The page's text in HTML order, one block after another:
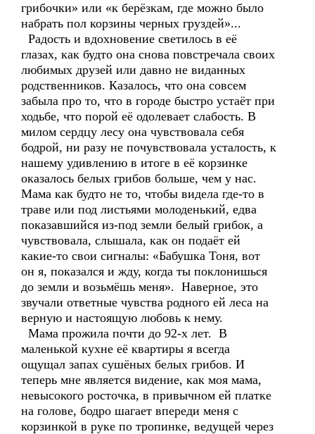
грибочки» или «к берёзкам, где можно было
набрать пол корзины черных груздей»...
Радость и вдохновение светилось в её
глазах, как будто она снова повстречала своих
любимых друзей или давно не виданных
родственников. Казалось, что она совсем
забыла про то, что в городе быстро устаёт при
ходьбе, что порой её одолевает слабость. В
милом сердцу лесу она чувствовала себя
бодрой, ни разу не почувствовала усталость, к
нашему удивлению в итоге в её корзинке
оказалось белых грибов больше, чем у нас.
Мама как будто не то, чтобы видела где-то в
траве или под листьями молоденький, едва
показавшийся из-под земли белый грибок, а
чувствовала, слышала, как он подаёт ей
какие-то свои сигналы: «Бабушка Тоня, вот
он я, показался и жду, когда ты поклонишься
до земли и возьмёшь меня». Наверное, это
звучали ответные чувства родного ей леса на
верную и настоящую любовь к нему.
Мама прожила почти до 92-х лет. В
маленькой кухне её квартиры я всегда
ощущал запах сушёных белых грибов. И
теперь мне является видение, как моя мама,
невысокого росточка, в привычном ей платке
на голове, бодро шагает впереди меня с
корзинкой в руке по тропинке, ведущей через